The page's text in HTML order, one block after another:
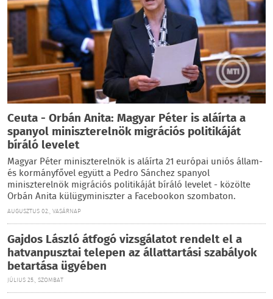
Ceuta - Orbán Anita: Magyar Péter is aláírta a
spanyol miniszterelnök migrációs politikáját
bíráló levelet
Magyar Péter miniszterelnök is aláírta 21 európai uniós állam-
és kormányfővel együtt a Pedro Sánchez spanyol
miniszterelnök migrációs politikáját bíráló levelet - közölte
Orbán Anita külügyminiszter a Facebookon szombaton.
AUGUSZTUS 02., VASÁRNAP
Gajdos László átfogó vizsgálatot rendelt el a
hatvanpusztai telepen az állattartási szabályok
betartása ügyében
JÚLIUS 25., SZOMBAT